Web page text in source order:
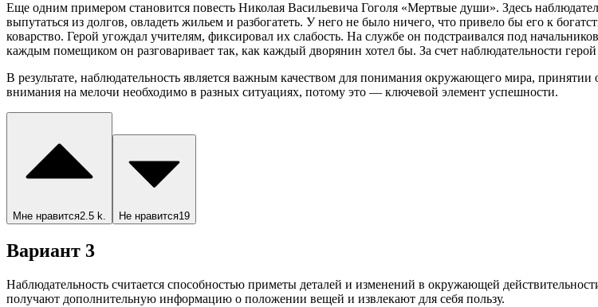
Еще одним примером становится повесть Николая Васильевича Гоголя «Мертвые души». Здесь
выпутаться из долгов, овладеть жильем и разбогатеть. У него не было ничего, что привело бы его к
коварство. Герой угождал учителям, фиксировал их слабость. На службе он подстраивался под
каждым помещиком он разговаривает так, как каждый дворянин хотел бы. За счет наблюдательности
В результате, наблюдательность является важным качеством для понимания окружающего мира,
внимания на мелочи необходимо в разных ситуациях, потому это — ключевой элемент успешности.
Мне нравится2.5 k. Не нравится19
Вариант 3
Наблюдательность считается способностью приметы деталей и изменений в окружающей
получают дополнительную информацию о положении вещей и извлекают для себя пользу.